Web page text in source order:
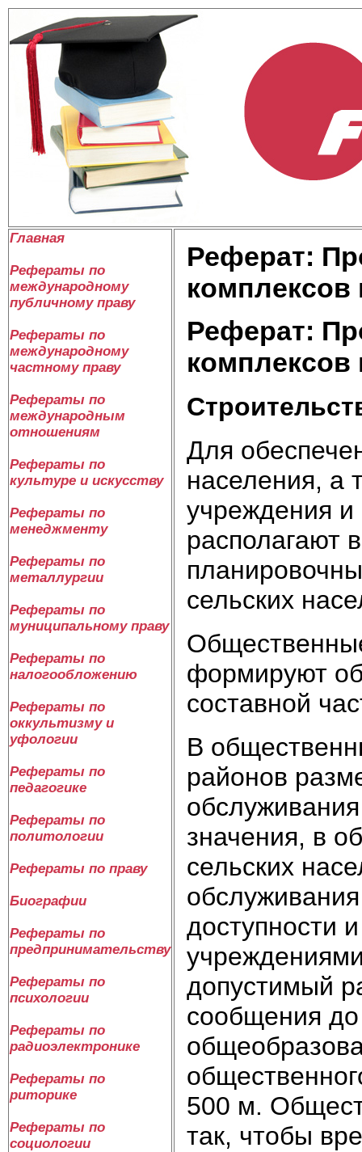
Главная
Рефераты по
международному
публичному праву
Рефераты по
международному
частному праву
Рефераты по
международным
отношениям
Рефераты по
культуре и искусству
Рефераты по
менеджменту
Рефераты по
металлургии
Рефераты по
муниципальному праву
Рефераты по
налогообложению
Рефераты по
оккультизму и
уфологии
Рефераты по
педагогике
Рефераты по
политологии
Рефераты по праву
Биографии
Рефераты по
предпринимательству
Рефераты по
психологии
Рефераты по
радиоэлектронике
Рефераты по
риторике
Рефераты по
социологии
Реферат:
Реферат:
Для
населения, а
учреждения и
располагают
сельских
формируют
составной
В
районов
значения, в
сельских
доступности
допустимый
сообщения
500 м.
так, чтобы